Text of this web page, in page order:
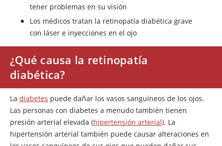
tener problemas en su visión
Los médicos tratan la retinopatía diabética grave
con láser e inyecciones en el ojo
¿Qué causa la retinopatía
diabética?
La diabetes puede dañar los vasos sanguíneos de los ojos.
Las personas con diabetes a menudo también tienen
presión arterial elevada (hipertensión arterial). La
hipertensión arterial también puede causar alteraciones en